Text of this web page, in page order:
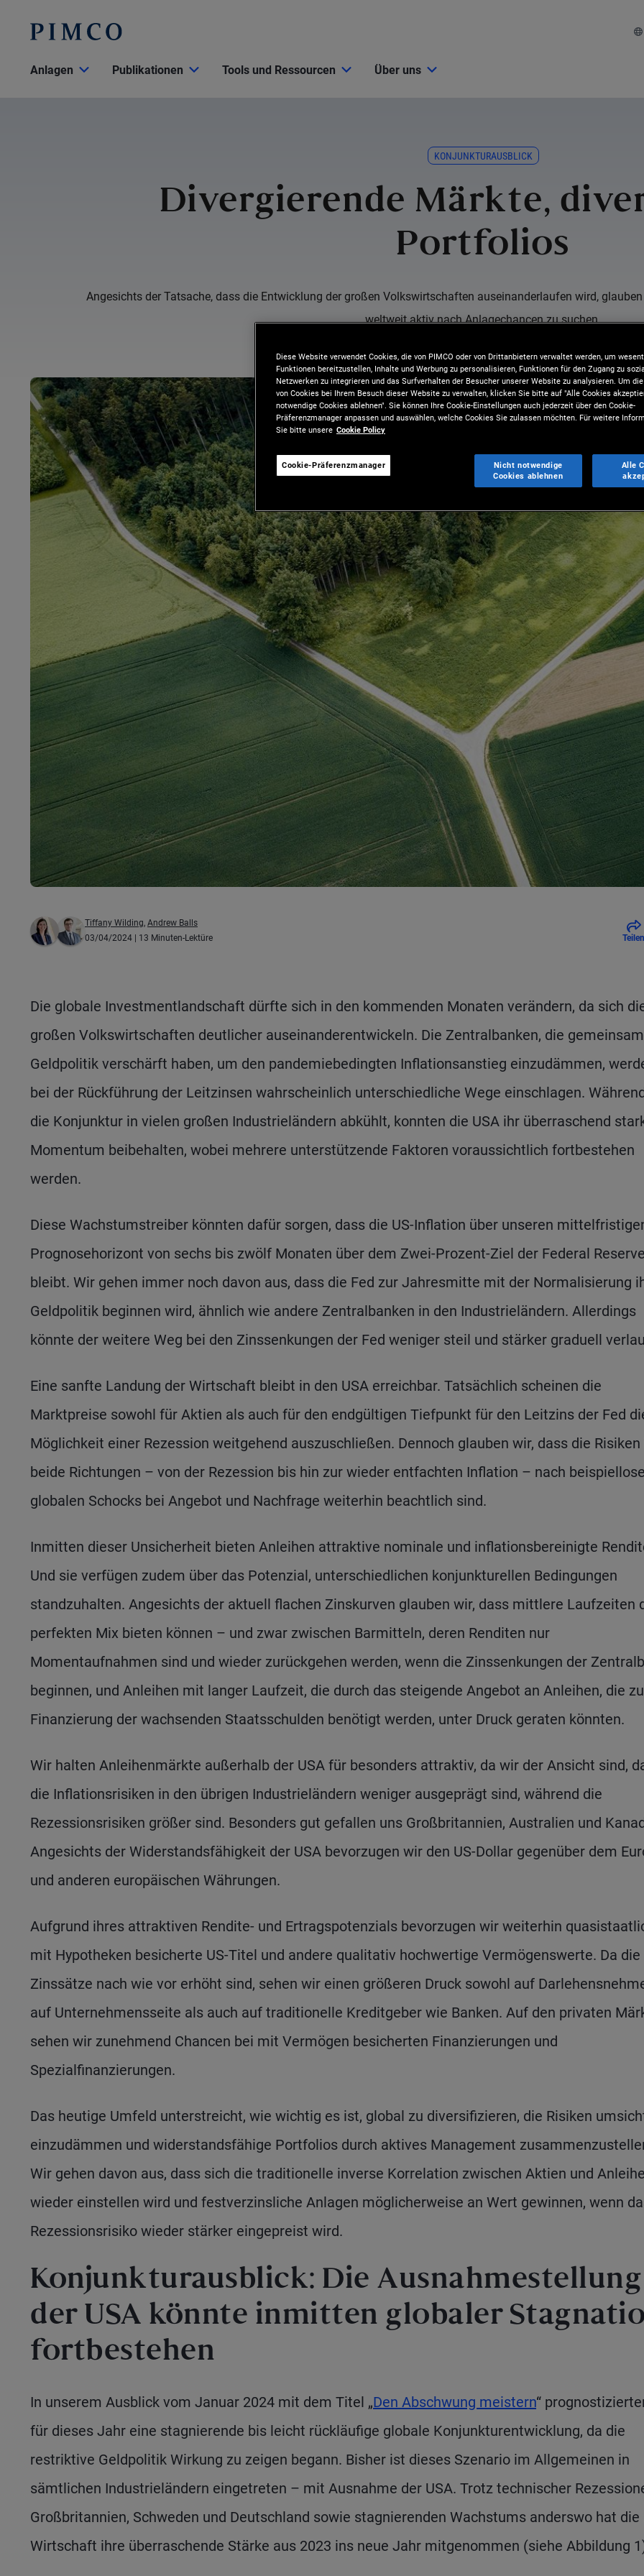
Anlagen Publikationen Tools und Ressourcen Über uns
KONJUNKTURAUSBLICK
Divergierende Märkte,
Portfolios
Angesichts der Tatsache, dass die Entwicklung der großen Volkswirtschaften auseinanderlaufen wird,
weltweit aktiv nach Anlagechancen zu suchen.
Tiffany Wilding, Andrew Balls
03/04/2024 | 13 Minuten-Lektüre Teilen
Die globale Investmentlandschaft dürfte sich in den kommenden Monaten verändern, da sich
großen Volkswirtschaften deutlicher auseinanderentwickeln. Die Zentralbanken, die
Geldpolitik verschärft haben, um den pandemiebedingten Inflationsanstieg einzudämmen,
bei der Rückführung der Leitzinsen wahrscheinlich unterschiedliche Wege einschlagen.
die Konjunktur in vielen großen Industrieländern abkühlt, konnten die USA ihr überraschend
Momentum beibehalten, wobei mehrere unterstützende Faktoren voraussichtlich fortbestehen
werden.
Diese Wachstumstreiber könnten dafür sorgen, dass die US-Inflation über unseren
Prognosehorizont von sechs bis zwölf Monaten über dem Zwei-Prozent-Ziel der Federal Reserve
bleibt. Wir gehen immer noch davon aus, dass die Fed zur Jahresmitte mit der Normalisierung
Geldpolitik beginnen wird, ähnlich wie andere Zentralbanken in den Industrieländern. Allerdings
könnte der weitere Weg bei den Zinssenkungen der Fed weniger steil und stärker graduell
Eine sanfte Landung der Wirtschaft bleibt in den USA erreichbar. Tatsächlich scheinen die
Marktpreise sowohl für Aktien als auch für den endgültigen Tiefpunkt für den Leitzins der Fed
Möglichkeit einer Rezession weitgehend auszuschließen. Dennoch glauben wir, dass die Risiken
beide Richtungen – von der Rezession bis hin zur wieder entfachten Inflation – nach
globalen Schocks bei Angebot und Nachfrage weiterhin beachtlich sind.
Inmitten dieser Unsicherheit bieten Anleihen attraktive nominale und inflationsbereinigte
Und sie verfügen zudem über das Potenzial, unterschiedlichen konjunkturellen Bedingungen
standzuhalten. Angesichts der aktuell flachen Zinskurven glauben wir, dass mittlere Laufzeiten
perfekten Mix bieten können – und zwar zwischen Barmitteln, deren Renditen nur
Momentaufnahmen sind und wieder zurückgehen werden, wenn die Zinssenkungen der
beginnen, und Anleihen mit langer Laufzeit, die durch das steigende Angebot an Anleihen, die
Finanzierung der wachsenden Staatsschulden benötigt werden, unter Druck geraten könnten.
Wir halten Anleihenmärkte außerhalb der USA für besonders attraktiv, da wir der Ansicht sind,
die Inflationsrisiken in den übrigen Industrieländern weniger ausgeprägt sind, während die
Rezessionsrisiken größer sind. Besonders gut gefallen uns Großbritannien, Australien und
Angesichts der Widerstandsfähigkeit der USA bevorzugen wir den US-Dollar gegenüber dem
und anderen europäischen Währungen.
Aufgrund ihres attraktiven Rendite- und Ertragspotenzials bevorzugen wir weiterhin
mit Hypotheken besicherte US-Titel und andere qualitativ hochwertige Vermögenswerte. Da die
Zinssätze nach wie vor erhöht sind, sehen wir einen größeren Druck sowohl auf
auf Unternehmensseite als auch auf traditionelle Kreditgeber wie Banken. Auf den privaten
sehen wir zunehmend Chancen bei mit Vermögen besicherten Finanzierungen und
Spezialfinanzierungen.
Das heutige Umfeld unterstreicht, wie wichtig es ist, global zu diversifizieren, die Risiken
einzudämmen und widerstandsfähige Portfolios durch aktives Management
Wir gehen davon aus, dass sich die traditionelle inverse Korrelation zwischen Aktien und
wieder einstellen wird und festverzinsliche Anlagen möglicherweise an Wert gewinnen, wenn
Rezessionsrisiko wieder stärker eingepreist wird.
Konjunkturausblick: Die Ausnahmestellung
der USA könnte inmitten globaler
fortbestehen
In unserem Ausblick vom Januar 2024 mit dem Titel „Den Abschwung meistern“
für dieses Jahr eine stagnierende bis leicht rückläufige globale Konjunkturentwicklung, da die
restriktive Geldpolitik Wirkung zu zeigen begann. Bisher ist dieses Szenario im Allgemeinen in
sämtlichen Industrieländern eingetreten – mit Ausnahme der USA. Trotz technischer
Großbritannien, Schweden und Deutschland sowie stagnierenden Wachstums anderswo hat die
Wirtschaft ihre überraschende Stärke aus 2023 ins neue Jahr mitgenommen (siehe Abbildung
Diese Website verwendet Cookies, die von PIMCO oder von Drittanbietern verwaltet werden, um
Funktionen bereitzustellen, Inhalte und Werbung zu personalisieren, Funktionen für den Zugang zu
Netzwerken zu integrieren und das Surfverhalten der Besucher unserer Website zu analysieren. Um
von Cookies bei Ihrem Besuch dieser Website zu verwalten, klicken Sie bitte auf "Alle Cookies
notwendige Cookies ablehnen". Sie können Ihre Cookie-Einstellungen auch jederzeit über den Cookie-
Präferenzmanager anpassen und auswählen, welche Cookies Sie zulassen möchten. Für weitere
Sie bitte unsere Cookie Policy
Cookie-Präferenzmanager
Nicht notwendige
Cookies ablehnen
Alle